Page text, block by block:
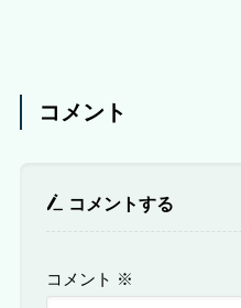
コメント
コメントする
コメント ※